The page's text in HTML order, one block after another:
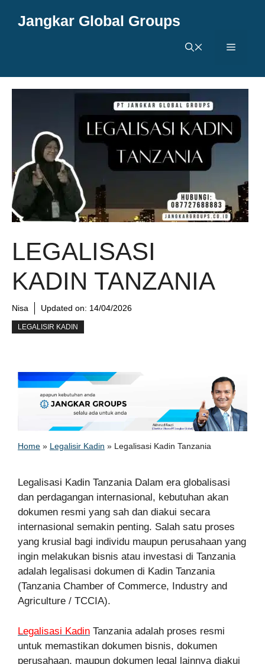
Jangkar Global Groups
Menu
LEGALISASI
KADIN TANZANIA
Nisa Updated on: 14/04/2026
LEGALISIR KADIN
Home » Legalisir Kadin » Legalisasi Kadin Tanzania
Legalisasi Kadin Tanzania Dalam era globalisasi
dan perdagangan internasional, kebutuhan akan
dokumen resmi yang sah dan diakui secara
internasional semakin penting. Salah satu proses
yang krusial bagi individu maupun perusahaan yang
ingin melakukan bisnis atau investasi di Tanzania
adalah legalisasi dokumen di Kadin Tanzania
(Tanzania Chamber of Commerce, Industry and
Agriculture / TCCIA).
Legalisasi Kadin Tanzania adalah proses resmi
untuk memastikan dokumen bisnis, dokumen
perusahaan, maupun dokumen legal lainnya diakui